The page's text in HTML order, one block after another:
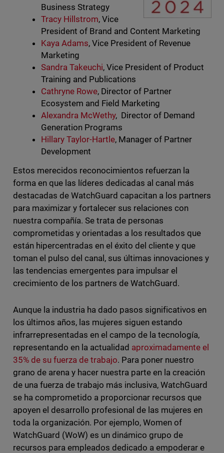
Business Strategy
Tracy Hillstrom, Vice
President of Brand and Content Marketing
Kaya Adams, Vice President of Revenue
Marketing
Sandra Takeuchi, Vice President of Product
Training and Publications
Cathryne Rowe, Director of Partner
Ecosystem and Field Marketing
Alexandra McWethy, ​​Director of Demand
Generation Programs
Hillary Taylor-Hartle, Manager of Partner
Development
Estos merecidos reconocimientos refuerzan la
forma en que las líderes dedicadas al canal más
destacadas de WatchGuard capacitan a los partners
para maximizar y fortalecer sus relaciones con
nuestra compañía. Se trata de personas
comprometidas y orientadas a los resultados que
están hipercentradas en el éxito del cliente y que
toman el pulso del canal, sus últimas innovaciones y
las tendencias emergentes para impulsar el
crecimiento de los partners de WatchGuard.
Aunque la industria ha dado pasos significativos en
los últimos años, las mujeres siguen estando
infrarrepresentadas en el campo de la tecnología,
representando en la actualidad aproximadamente el
35% de su fuerza de trabajo. Para poner nuestro
grano de arena y hacer nuestra parte en la creación
de una fuerza de trabajo más inclusiva, WatchGuard
se ha comprometido a proporcionar recursos que
apoyen el desarrollo profesional de las mujeres en
toda la organización. Por ejemplo, Women of
WatchGuard (WoW) es un dinámico grupo de
recursos para empleados dedicado a empoderar e